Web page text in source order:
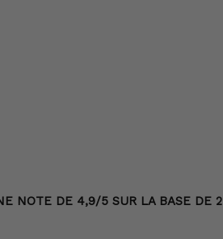
NOTE DE 4,9/5 SUR LA BASE DE